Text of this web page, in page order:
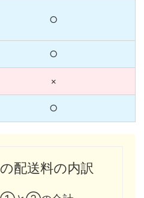
○
○
×
○
配送料の内訳